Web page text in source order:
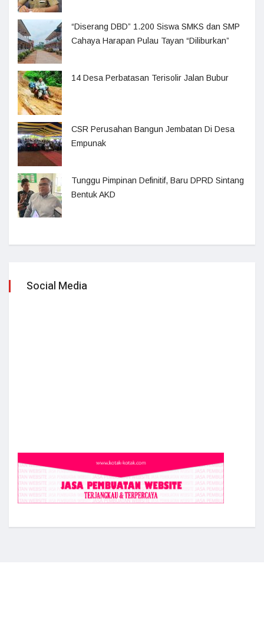
“Diserang DBD” 1.200 Siswa SMKS dan SMP
Cahaya Harapan Pulau Tayan “Diliburkan”
14 Desa Perbatasan Terisolir Jalan Bubur
CSR Perusahan Bangun Jembatan Di Desa
Empunak
Tunggu Pimpinan Definitif, Baru DPRD Sintang
Bentuk AKD
Social Media